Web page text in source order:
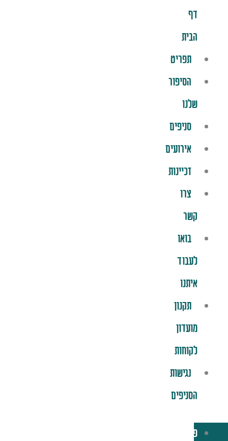
דף
הבית
תפריט
הסיפור
שלנו
סניפים
אירועים
זכיינות
צרו
קשר
בואו
לעבוד
איתנו
תקנון
מועדון
לקוחות
נגישות
הסניפים
פלאפל